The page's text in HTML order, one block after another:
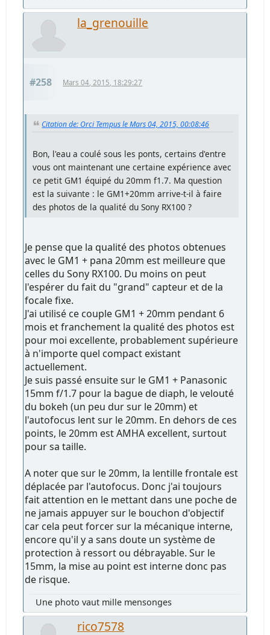
la_grenouille
#258 Mars 04, 2015, 18:29:27
Citation de: Orci Tempus le Mars 04, 2015, 00:08:46
Bon, l'eau a coulé sous les ponts, certains d'entre
vous ont maintenant une certaine expérience avec
ce petit GM1 équipé du 20mm f1.7. Ma question
est la suivante : le GM1+20mm arrive-t-il à faire
des photos de la qualité du Sony RX100 ?
Je pense que la qualité des photos obtenues
avec le GM1 + pana 20mm est meilleure que
celles du Sony RX100. Du moins on peut
l'espérer du fait du "grand" capteur et de la
focale fixe.
J'ai utilisé ce couple GM1 + 20mm pendant 6
mois et franchement la qualité des photos est
pour moi excellente, probablement supérieure
à n'importe quel compact existant
actuellement.
Je suis passé ensuite sur le GM1 + Panasonic
15mm f/1.7 pour la bague de diaph, le velouté
du bokeh (un peu dur sur le 20mm) et
l'autofocus lent sur le 20mm. En dehors de ces
points, le 20mm est AMHA excellent, surtout
pour sa taille.
A noter que sur le 20mm, la lentille frontale est
déplacée par l'autofocus. Donc j'ai toujours
fait attention en le mettant dans une poche de
ne jamais appuyer sur le bouchon d'objectif
car cela peut forcer sur la mécanique interne,
encore qu'il y a sans doute un système de
protection à ressort ou débrayable. Sur le
15mm, la mise au point est interne donc pas
de risque.
Une photo vaut mille mensonges
rico7578